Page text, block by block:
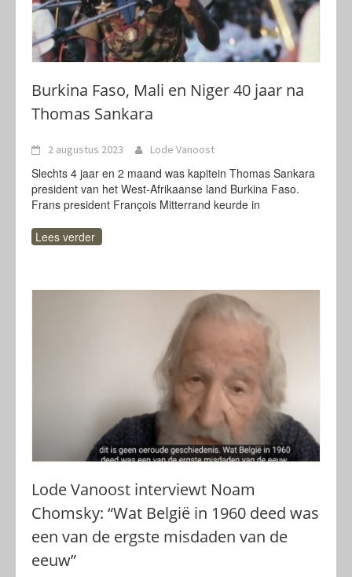
Burkina Faso, Mali en Niger 40 jaar na
Thomas Sankara
2 augustus 2023 Lode Vanoost
Slechts 4 jaar en 2 maand was kapitein Thomas Sankara
president van het West-Afrikaanse land Burkina Faso.
Frans president François Mitterrand keurde in
Lees verder
Lode Vanoost interviewt Noam
Chomsky: “Wat België in 1960 deed was
een van de ergste misdaden van de
eeuw”